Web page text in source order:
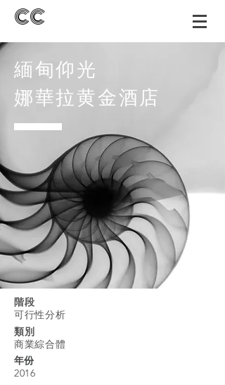
CC
緬甸仰光
娜華拉黄金酒店
階段
可行性分析
類別
商業綜合體
年份
2016